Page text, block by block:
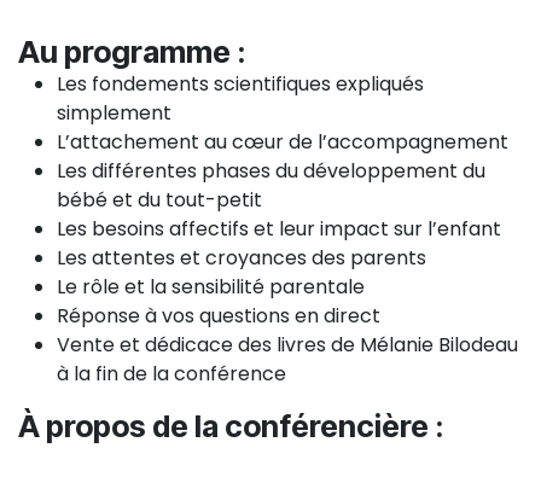
Au programme :
Les fondements scientifiques expliqués
simplement
L’attachement au cœur de l’accompagnement
Les différentes phases du développement du
bébé et du tout-petit
Les besoins affectifs et leur impact sur l’enfant
Les attentes et croyances des parents
Le rôle et la sensibilité parentale
Réponse à vos questions en direct
Vente et dédicace des livres de Mélanie Bilodeau
à la fin de la conférence
À propos de la conférencière :